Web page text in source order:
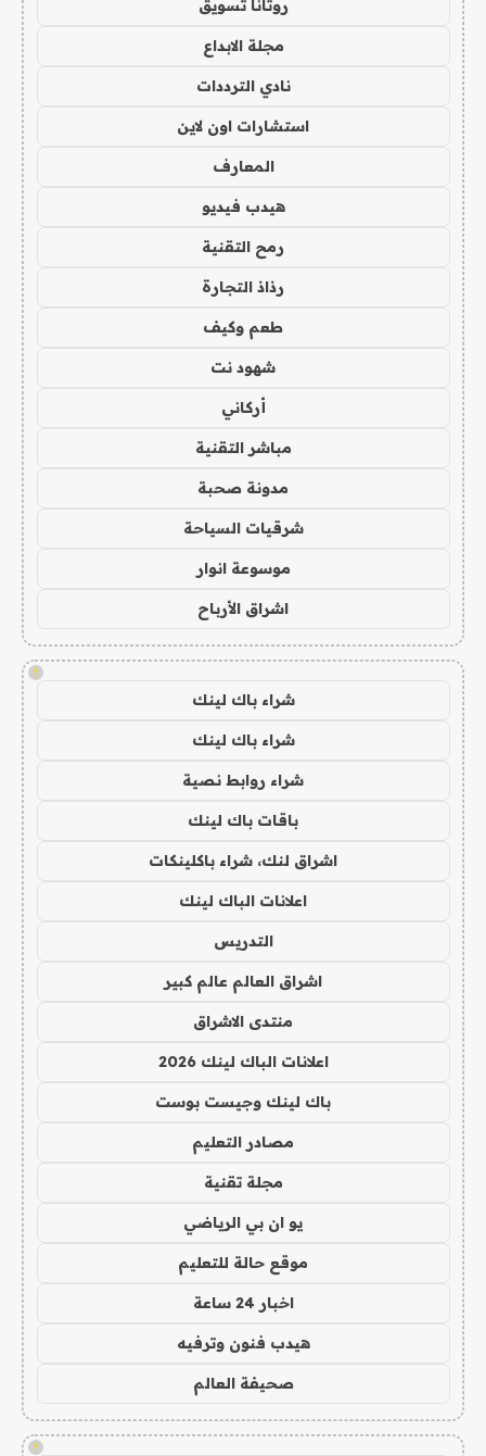
روتانا تسويق
مجلة الابداع
نادي الترددات
استشارات اون لاين
المعارف
هيدب فيديو
رمح التقنية
رذاذ التجارة
طعم وكيف
شهود نت
أركاني
مباشر التقنية
مدونة صحبة
شرقيات السياحة
موسوعة انوار
اشراق الأرباح
!
شراء باك لينك
شراء باك لينك
شراء روابط نصية
باقات باك لينك
اشراق لنك، شراء باكلينكات
اعلانات الباك لينك
التدريس
اشراق العالم عالم كبير
منتدى الاشراق
اعلانات الباك لينك 2026
باك لينك وجيست بوست
مصادر التعليم
مجلة تقنية
يو ان بي الرياضي
موقع حالة للتعليم
اخبار 24 ساعة
هيدب فنون وترفيه
صحيفة العالم
!